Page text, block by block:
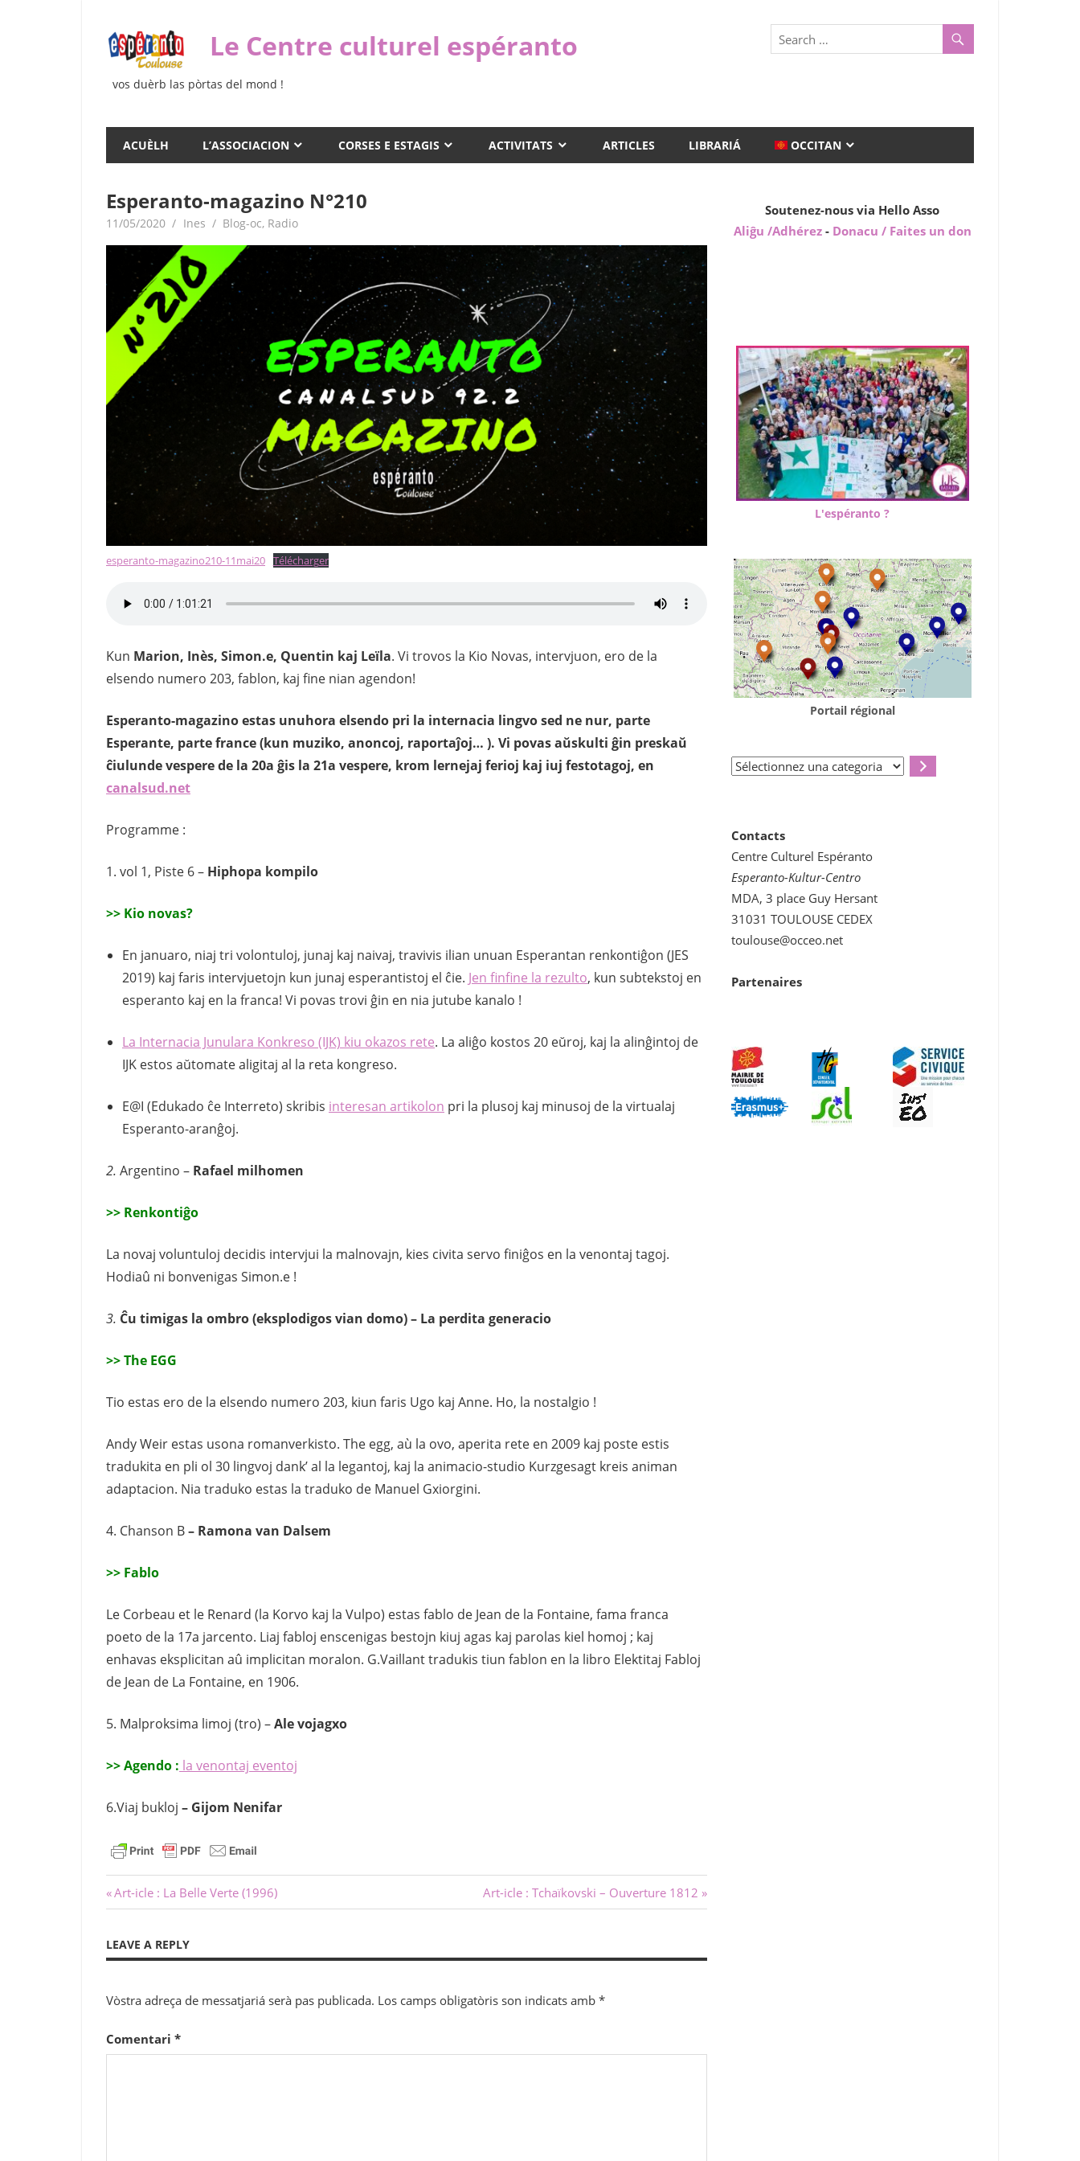
content
Le Centre culturel espéranto
vos duèrb las pòrtas del mond !
ACUÈLH L’ASSOCIACION CORSES E ESTAGIS ACTIVITATS ARTICLES LIBRARIÁ OCCITAN
Esperanto-magazino N°210
11/05/2020 Ines Blog-oc, Radio
esperanto-magazino210-11mai20 Télécharger
Kun Marion, Inès, Simon.e, Quentin kaj Leïla. Vi trovos la Kio Novas, intervjuon, ero de la
elsendo numero 203, fablon, kaj fine nian agendon!
Esperanto-magazino estas unuhora elsendo pri la internacia lingvo sed ne nur, parte
Esperante, parte france (kun muziko, anoncoj, raportaĵoj… ). Vi povas aŭskulti ĝin preskaŭ
ĉiulunde vespere de la 20a ĝis la 21a vespere, krom lernejaj ferioj kaj iuj festotagoj, en
canalsud.net
Programme :
1. vol 1, Piste 6 – Hiphopa kompilo
>> Kio novas?
En januaro, niaj tri volontuloj, junaj kaj naivaj, travivis ilian unuan Esperantan renkontiĝon (JES
2019) kaj faris intervjuetojn kun junaj esperantistoj el ĉie. Jen finfine la rezulto, kun subtekstoj en
esperanto kaj en la franca! Vi povas trovi ĝin en nia jutube kanalo !
La Internacia Junulara Konkreso (IJK) kiu okazos rete. La aliĝo kostos 20 eŭroj, kaj la alinĝintoj de
IJK estos aŭtomate aligitaj al la reta kongreso.
E@I (Edukado ĉe Interreto) skribis interesan artikolon pri la plusoj kaj minusoj de la virtualaj
Esperanto-aranĝoj.
2. Argentino – Rafael milhomen
>> Renkontiĝo
La novaj voluntuloj decidis intervjui la malnovajn, kies civita servo finiĝos en la venontaj tagoj.
Hodiaû ni bonvenigas Simon.e !
3. Ĉu timigas la ombro (eksplodigos vian domo)– La perdita generacio
>> The EGG
Tio estas ero de la elsendo numero 203, kiun faris Ugo kaj Anne. Ho, la nostalgio !
Andy Weir estas usona romanverkisto. The egg, aù la ovo, aperita rete en 2009 kaj poste estis
tradukita en pli ol 30 lingvoj dank’ al la legantoj, kaj la animacio-studio Kurzgesagt kreis animan
adaptacion. Nia traduko estas la traduko de Manuel Gxiorgini.
4. Chanson B– Ramona van Dalsem
>> Fablo
Le Corbeau et le Renard (la Korvo kaj la Vulpo) estas fablo de Jean de la Fontaine, fama franca
poeto de la 17a jarcento. Liaj fabloj enscenigas bestojn kiuj agas kaj parolas kiel homoj ; kaj
enhavas eksplicitan aû implicitan moralon. G.Vaillant tradukis tiun fablon en la libro Elektitaj Fabloj
de Jean de La Fontaine, en 1906.
5. Malproksima limoj (tro) –Ale vojagxo
>> Agendo : la venontaj eventoj
6.Viaj bukloj – Gijom Nenifar
Navigacion
articles
Previous
Post:
Art-icle : La Belle Verte (1996)
Next
Post:
Art-icle : Tchaïkovski – Ouverture 1812
LEAVE A REPLY
Vòstra adreça de messatjariá serà pas publicada. Los camps obligatòris son indicats amb *
Comentari *
Soutenez-nous via Hello Asso
Aliĝu /Adhérez - Donacu / Faites un don
L'espéranto ?
Portail régional
Sélectionnez
Contacts
Centre Culturel Espéranto
Esperanto-Kultur-Centro
MDA, 3 place Guy Hersant
31031 TOULOUSE CEDEX
toulouse@occeo.net
Partenaires